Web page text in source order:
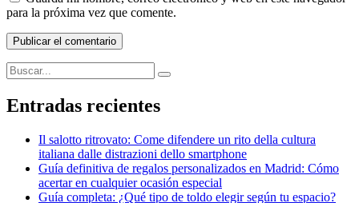
para la próxima vez que comente.
Buscar:
Buscar
Entradas recientes
Il salotto ritrovato: Come difendere un rito della cultura
italiana dalle distrazioni dello smartphone
Guía definitiva de regalos personalizados en Madrid: Cómo
acertar en cualquier ocasión especial
Guía completa: ¿Qué tipo de toldo elegir según tu espacio?